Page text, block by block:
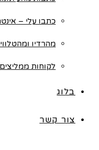
כתבו עלי –
מהרדיו
לקוחות ממליצים
בלוג
צור קשר